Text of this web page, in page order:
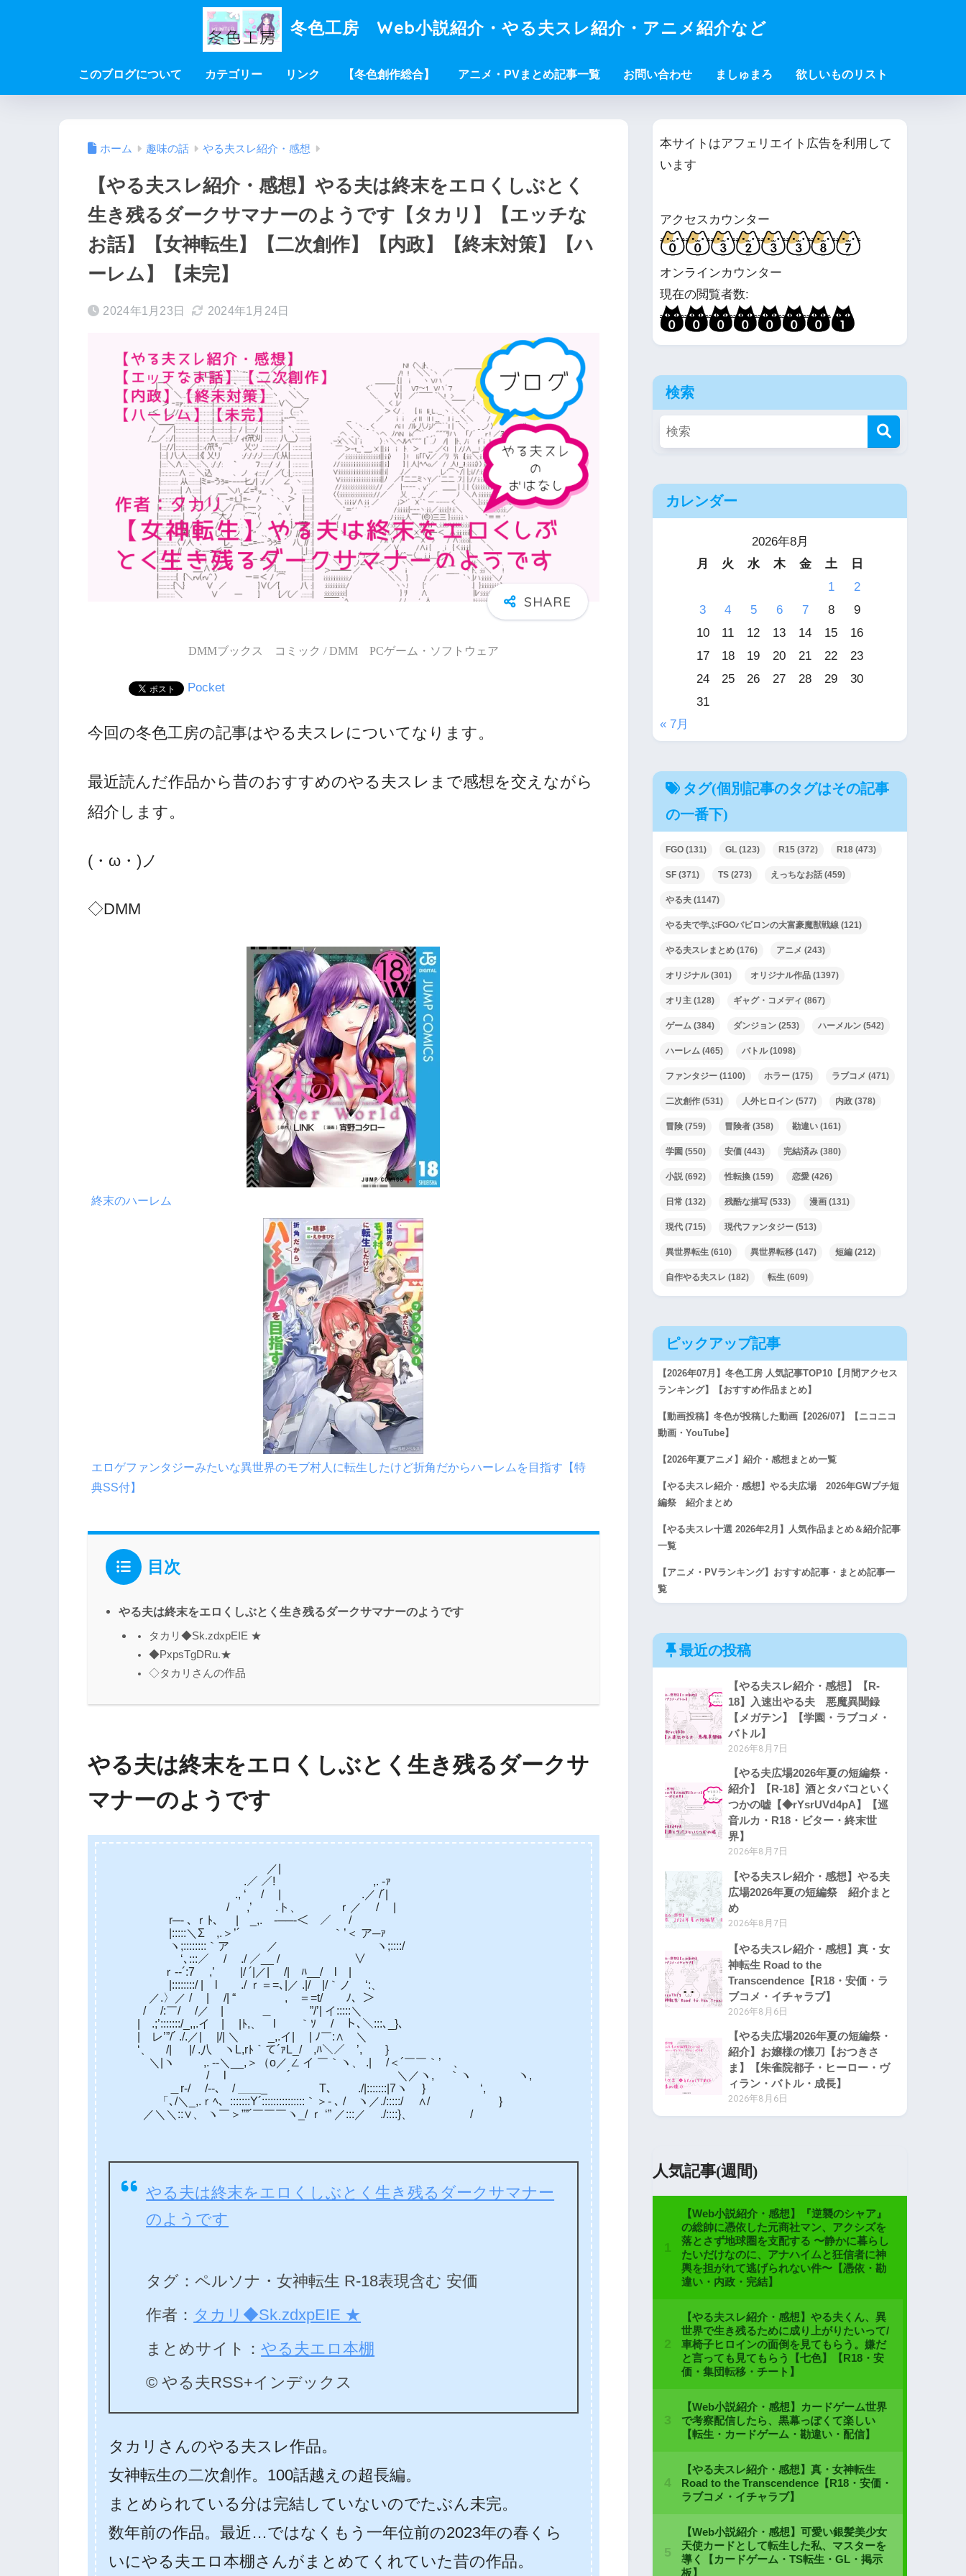
冬色工房 Web小説紹介・やる夫スレ紹介・アニメ紹介など
このブログについて カテゴリー リンク 【冬色創作総合】 アニメ・PVまとめ記事一覧 お問い合わせ ましゅまろ 欲しいものリスト
ホーム 趣味の話 やる夫スレ紹介・感想
【やる夫スレ紹介・感想】やる夫は終末をエロくしぶとく
生き残るダークサマナーのようです【タカリ】【エッチな
お話】【女神転生】【二次創作】【内政】【終末対策】【ハ
ーレム】【未完】
2024年1月23日 2024年1月24日
DMMブックス コミック / DMM PCゲーム・ソフトウェア
Pocket
今回の冬色工房の記事はやる夫スレについてなります。
最近読んだ作品から昔のおすすめのやる夫スレまで感想を交えながら
紹介します。
(・ω・)ノ
◇DMM
終末のハーレム
エロゲファンタジーみたいな異世界のモブ村人に転生したけど折角だからハーレムを目指す【特
典SS付】
目次
やる夫は終末をエロくしぶとく生き残るダークサマナーのようです
タカリ◆Sk.zdxpEIE ★
◆PxpsTgDRu.★
◇タカリさんの作品
やる夫は終末をエロくしぶとく生き残るダークサ
マナーのようです
／|
.／ ／! ,. ‐ｧ
., ‘ / | .／ /´|
/ ,’ .ト、 ｒ／ / |
r─- ､ ｒﾄ、 | _,. -──-＜ ／ /
|:::::＼Σ ,.＞’´ ｀’＜ ア─ｧ
ヽ;::::::::｀ア ／ ヽ;::::/
‘､:::／ / ./ ／__ / ∨
ｒ‐‐´:7 ,’ |/ ´|／| /| ﾊ__/ l |
|::::::::/ | l ./ ｒ＝=､|／ .|/ |/｀ノ ‘:、
／.〉／ / | /| “ , ＝=t/ ﾉ、＞
/ /:￣/ /／ | ＿ ”/’| イ:::::＼
| .;’:::::::/_,,.イ | |ﾄ,、 l ｀ｿ / ト､＼:::､_}、
| レ’”/´ ./.／| |/| ＼ _,.イ| | ﾉ￣:∧ ＼
‘、 /| |/ .八 ヽL,rﾄ｀て´ｧL_/ ,ﾊ＼／ ’, }
＼|ヽ ,. -‐＼__,＞（o／ ∠ イ ￣｀ヽ、 .| /＜´￣￣｀’ 、
/ l ´ ＼／ヽ, ｀ヽ ヽ,
＿r-/ /‐-､ / ＿＿_ T､ ./|:::::::|7ヽ } ‘,
「､/＼_,.ｒﾍ、:::::::Y´:::::::::::::::｀＞- ､ / ヽ／./:::::/ ∧/ }
／＼＼::∨、 ヽ￣＞””´￣￣￣ヽ_/ ｒ ‘” ／:::／ ./::::}、 /
やる夫は終末をエロくしぶとく生き残るダークサマナー
のようです
タグ：ペルソナ・女神転生 R-18表現含む 安価
作者： タカリ◆Sk.zdxpEIE ★
まとめサイト：やる夫エロ本棚
© やる夫RSS+インデックス
タカリさんのやる夫スレ作品。
女神転生の二次創作。100話越えの超長編。
まとめられている分は完結していないのでたぶん未完。
数年前の作品。最近…ではなくもう一年位前の2023年の春くら
いにやる夫エロ本棚さんがまとめてくれていた昔の作品。
本サイトはアフェリエイト広告を利用して
います
アクセスカウンター
オンラインカウンター
現在の閲覧者数:
検索
カレンダー
2026年8月
月
火 水 木 金 土
日
1
2
3
4 5 6 7 8
9
10
11 12 13 14 15
16
17
18 19 20 21 22
23
24
25 26 27 28 29
30
31
« 7月
タグ(個別記事のタグはその記事
の一番下)
FGO (131) GL (123) R15 (372) R18 (473)
SF (371) TS (273) えっちなお話 (459)
やる夫 (1147)
やる夫で学ぶFGOバビロンの大富豪魔獣戦線 (121)
やる夫スレまとめ (176) アニメ (243)
オリジナル(301) オリジナル作品 (1397)
オリ主 (128) ギャグ・コメディ (867)
ゲーム (384) ダンジョン (253) ハーメルン (542)
ハーレム (465) バトル(1098)
ファンタジー (1100) ホラー (175) ラブコメ (471)
二次創作 (531) 人外ヒロイン (577) 内政 (378)
冒険 (759) 冒険者 (358) 勘違い (161)
学園 (550) 安価 (443) 完結済み (380)
小説(692) 性転換 (159) 恋愛 (426)
日常 (132) 残酷な描写 (533) 漫画 (131)
現代 (715) 現代ファンタジー (513)
異世界転生 (610) 異世界転移 (147) 短編 (212)
自作やる夫スレ (182) 転生 (609)
ピックアップ記事
【2026年07月】冬色工房 人気記事TOP10【月間アクセス
ランキング】【おすすめ作品まとめ】
【動画投稿】冬色が投稿した動画【2026/07】【ニコニコ
動画・YouTube】
【2026年夏アニメ】紹介・感想まとめ一覧
【やる夫スレ紹介・感想】やる夫広場 2026年GWプチ短
編祭 紹介まとめ
【やる夫スレ十選 2026年2月】人気作品まとめ＆紹介記事
一覧
【アニメ・PVランキング】おすすめ記事・まとめ記事一
覧
最近の投稿
【やる夫スレ紹介・感想】【R-
18】入速出やる夫 悪魔異聞録
【メガテン】【学園・ラブコメ・
バトル】
2026年8月7日
【やる夫広場2026年夏の短編祭・
紹介】【R-18】酒とタバコといく
つかの嘘【◆rYsrUVd4pA】【巡
音ルカ・R18・ビター・終末世
界】
2026年8月7日
【やる夫スレ紹介・感想】やる夫
広場2026年夏の短編祭 紹介まと
め
2026年8月7日
【やる夫スレ紹介・感想】真・女
神転生 Road to the
Transcendence【R18・安価・ラ
ブコメ・イチャラブ】
2026年8月6日
【やる夫広場2026年夏の短編祭・
紹介】お嬢様の懐刀【おつきさ
ま】【朱雀院都子・ヒーロー・ヴ
ィラン・バトル・成長】
2026年8月6日
人気記事(週間)